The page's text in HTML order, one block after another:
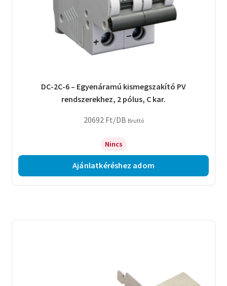
DC-2C-6 – Egyenáramú kismegszakító PV
rendszerekhez, 2 pólus, C kar.
20692 Ft/DB Bruttó
Nincs
Ajánlatkéréshez adom